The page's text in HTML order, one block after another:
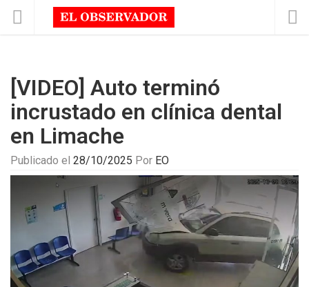
[VIDEO] Auto terminó
incrustado en clínica dental
en Limache
Publicado el 28/10/2025 Por EO